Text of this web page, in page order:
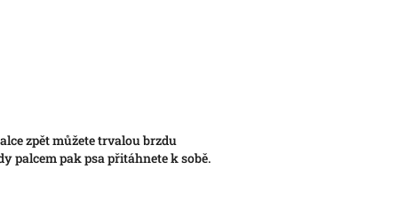
zpět můžete trvalou brzdu
palcem pak psa přitáhnete k sobě.